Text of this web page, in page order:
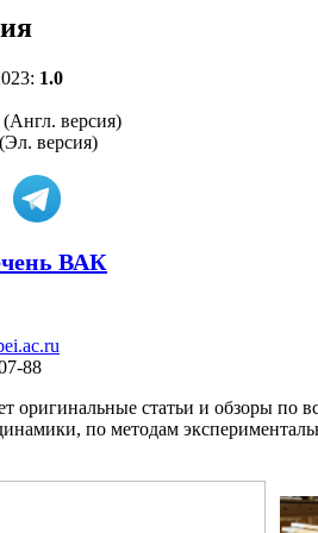
1.0
версия)
версия)
ВАК
88
оригинальные статьи и обзоры по
по методам